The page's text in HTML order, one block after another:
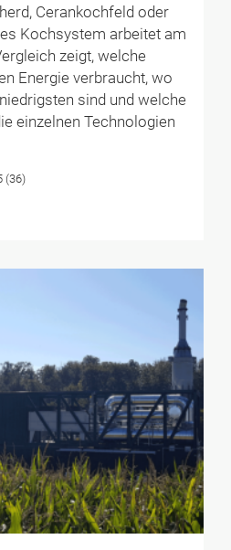
Cerankochfeld oder
Kochsystem arbeitet am
zeigt, welche
Energie verbraucht, wo
sind und welche
einzelnen Technologien
(36)